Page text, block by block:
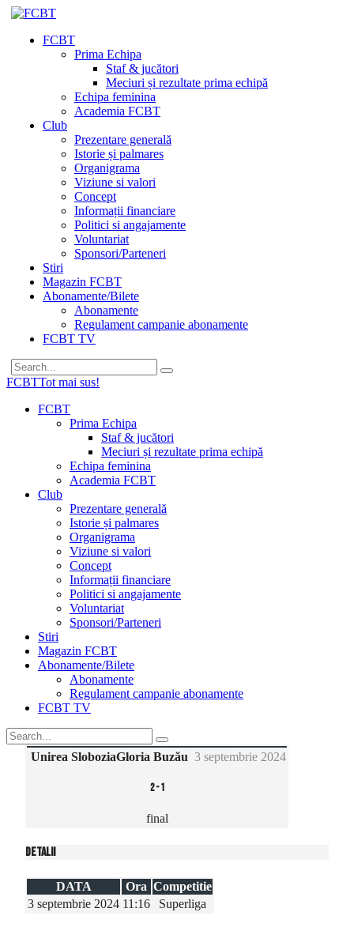
FCBT
Prima Echipa
Staf & jucători
Meciuri și rezultate prima echipă
Echipa feminina
Academia FCBT
Club
Prezentare generală
Istorie și palmares
Organigrama
Viziune si valori
Concept
Informații financiare
Politici si angajamente
Voluntariat
Sponsori/Parteneri
Stiri
Magazin FCBT
Abonamente/Bilete
Abonamente
Regulament campanie abonamente
FCBT TV
FCBTTot mai sus!
FCBT
Prima Echipa
Staf & jucători
Meciuri și rezultate prima echipă
Echipa feminina
Academia FCBT
Club
Prezentare generală
Istorie și palmares
Organigrama
Viziune si valori
Concept
Informații financiare
Politici si angajamente
Voluntariat
Sponsori/Parteneri
Stiri
Magazin FCBT
Abonamente/Bilete
Abonamente
Regulament campanie abonamente
FCBT TV
Unirea SloboziaGloria Buzău 3 septembrie 2024
2-1
final
Detalii
DATA Ora Competitie
3 septembrie 2024 11:16 Superliga